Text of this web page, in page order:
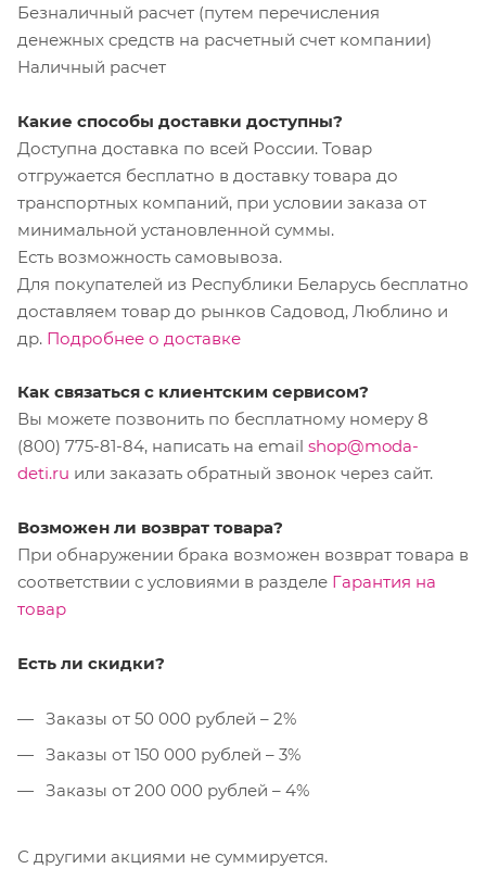
Безналичный расчет (путем перечисления
денежных средств на расчетный счет компании)
Наличный расчет
Какие способы доставки доступны?
Доступна доставка по всей России. Товар
отгружается бесплатно в доставку товара до
транспортных компаний, при условии заказа от
минимальной установленной суммы.
Есть возможность самовывоза.
Для покупателей из Республики Беларусь бесплатно
доставляем товар до рынков Садовод, Люблино и
др. Подробнее о доставке
Как связаться с клиентским сервисом?
Вы можете позвонить по бесплатному номеру 8
(800) 775-81-84, написать на email shop@moda-
deti.ru или заказать обратный звонок через сайт.
Возможен ли возврат товара?
При обнаружении брака возможен возврат товара в
соответствии с условиями в разделе Гарантия на
товар
Есть ли скидки?
Заказы от 50 000 рублей – 2%
Заказы от 150 000 рублей – 3%
Заказы от 200 000 рублей – 4%
С другими акциями не суммируется.